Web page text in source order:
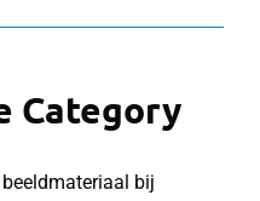
Category
bij